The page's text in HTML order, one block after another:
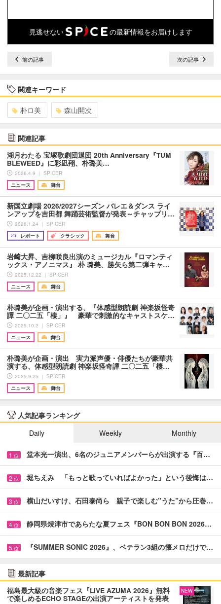
見逃せない の最新情報をお届けします
前の記事 次の記事
関連キーワード
朴ロ美 森山開次
関連記事
湖月わたる 宝塚歌劇団退団 20th Anniversary『TUM
BLEWEED』に彩凪翔、朴璐美…
2026.4.9 ｜ SPICER
ニュース
舞台
新国立劇場 2026/2027シーズン バレエ＆ダンス ライ
ンアップを吉田都 舞踊芸術監督が発表～チャップリ…
2026.1.24 ｜ SPICER
レポート
クラシック 舞台
岩﨑大昇、吉柳咲良出演のミュージカル『ロマンティ
ックス・アノニマス』 朴 璐美、勝矢ら第二弾キャ…
2025.12.22 ｜ SPICER
ニュース
舞台
朴璐美が企画・演出する、『体感型朗読劇 神楽坂怪奇
譚 二〇二五「棲」』 豪華で刺激的なキャストスケ…
2025.10.2 ｜ SPICER
ニュース
舞台
朴璐美が企画・演出 実力派声優・俳優たちが豪華共
演する、体感型朗読劇 神楽坂怪奇譚 二〇二五「棲…
2025.9.25 ｜ SPICER
ニュース
舞台
人気記事ランキング
Daily
Weekly Monthly
1 位 堂本光一演出、6名のジュニアメンバーらが出演する『百…
2 位 堀ちえみ 「もっと歌っていればよかった」という後悔は…
3 位 横山だいすけ、石田泰尚ら 親子で楽しむ”うた”から圧巻…
4 位 静岡県焼津市であらたな夏フェス『BON BON BON 2026…
5 位 『SUMMER SONIC 2026』、ベテラン3組の懐メロだけで…
最新記事
福島最大級の音楽フェス『LIVE AZUMA 2026』無料
で楽しめるECHO STAGEの出演アーティストを発表
NEW